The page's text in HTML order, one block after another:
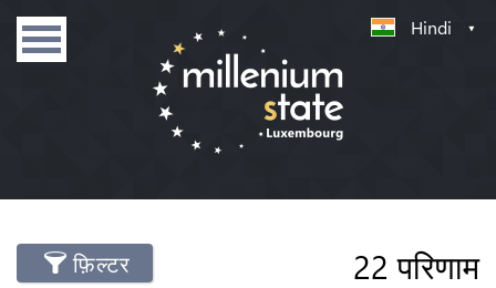
Hindi
फ़िल्टर 22 परिणाम